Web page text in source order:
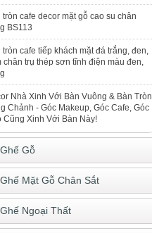
tròn cafe decor mặt gỗ cao su chân
BS113
tròn cafe tiếp khách mặt đá trắng, đen,
chân trụ thép sơn tĩnh điện màu đen,
Nhà Xinh Với Bàn Vuông & Bàn Tròn
Chảnh - Góc Makeup, Góc Cafe, Góc
Cũng Xinh Với Bàn Này!
Gỗ
Mặt Gỗ Chân Sắt
Ngoại Thất